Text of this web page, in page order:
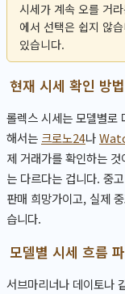
시세가 계속 오를 거
에서 선택은 쉽지 않
있습니다.
현재 시세 확인 방법
롤렉스 시세는 모델별로
해서는 크로노24나
제 거래가를 확인하는
는 다르다는 겁니다. 중
판매 희망가이고, 실제
습니다.
모델별 시세 흐름
서브마리너나 데이토나